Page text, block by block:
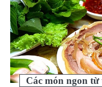
Các món ngon